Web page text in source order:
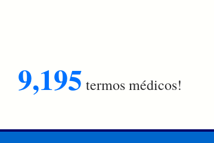
9,195 termos médicos!